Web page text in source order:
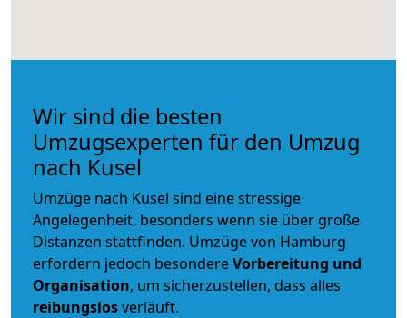
Wir sind die besten
Umzugsexperten für den Umzug
nach Kusel
Umzüge nach Kusel sind eine stressige
Angelegenheit, besonders wenn sie über große
Distanzen stattfinden. Umzüge von Hamburg
erfordern jedoch besondereVorbereitung und
Organisation, um sicherzustellen, dass alles
reibungslosverläuft.